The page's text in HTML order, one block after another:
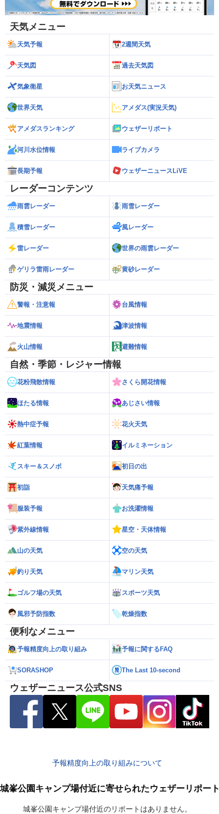
天気メニュー
天気予報 2週間天気
天気図 過去天気図
気象衛星 お天気ニュース
世界天気 アメダス(実況天気)
アメダスランキング ウェザーリポート
河川水位情報 ライブカメラ
長期予報 ウェザーニュースLiVE
レーダーコンテンツ
雨雲レーダー 雨雪レーダー
積雪レーダー 風レーダー
雷レーダー 世界の雨雲レーダー
ゲリラ雷雨レーダー 黄砂レーダー
防災・減災メニュー
警報・注意報 台風情報
地震情報 津波情報
火山情報 避難情報
自然・季節・レジャー情報
花粉飛散情報 さくら開花情報
ほたる情報 あじさい情報
熱中症予報 花火天気
紅葉情報 イルミネーション
スキー＆スノボ 初日の出
初詣 天気痛予報
服装予報 お洗濯情報
紫外線情報 星空・天体情報
山の天気 空の天気
釣り天気 マリン天気
ゴルフ場の天気 スポーツ天気
風邪予防指数 乾燥指数
便利なメニュー
予報精度向上の取り組み 予報に関するFAQ
SORASHOP The Last 10-second
ウェザーニュース公式SNS
予報精度向上の取り組みについて
城峯公園キャンプ場付近に寄せられたウェザーリポー
城峯公園キャンプ場付近のリポートはありません。